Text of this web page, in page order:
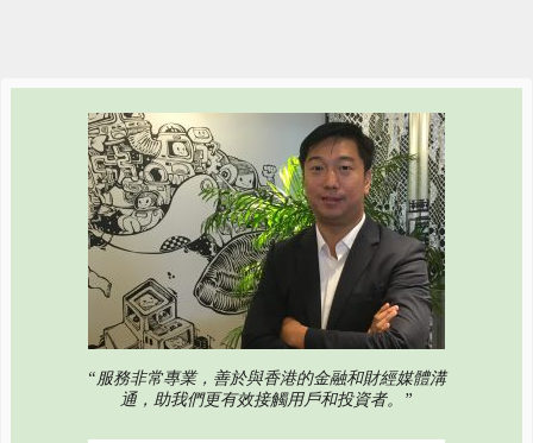
“服務非常專業，善於與香港的金融和財經媒體溝
通，助我們更有效接觸用戶和投資者。”